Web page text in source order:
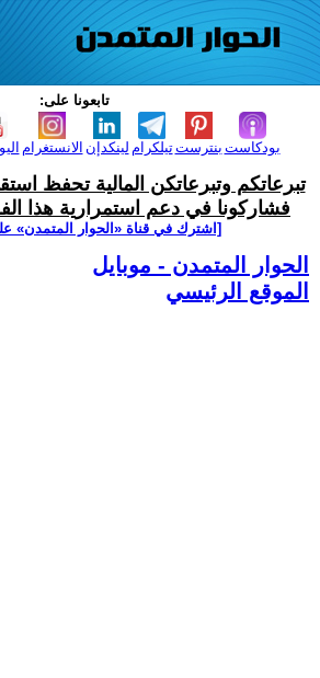
تابعونا على:
الانستغرام لينكدإن تيلكرامبنترست بودكاست
تبرعاتكم وتبرعاتكن المالية تحفظ
فشاركونا في دعم استمرارية هذا
[اشترك في قناة ‫«الحوار المتمدن»
الحوار المتمدن - موبايل
الموقع الرئيسي